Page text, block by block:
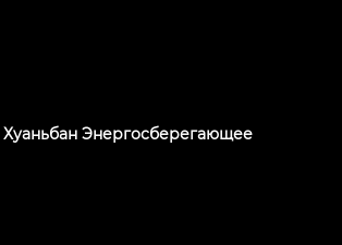
Энергосберегающее